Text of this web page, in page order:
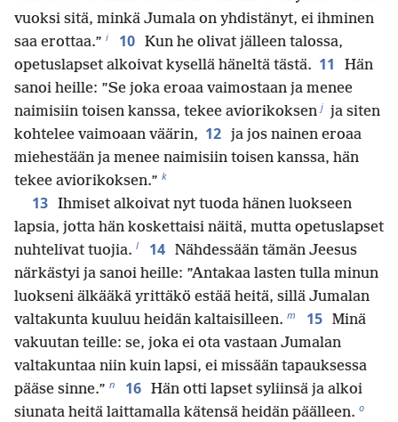
vuoksi sitä, minkä Jumala on yhdistänyt, ei ihminen
saa erottaa.” i 10 Kun he olivat jälleen talossa,
opetuslapset alkoivat kysellä häneltä tästä. 11
Hän
sanoi heille: ”Se joka eroaa vaimostaan ja menee
naimisiin toisen kanssa, tekee aviorikoksen j ja siten
kohtelee vaimoaan väärin, 12 ja jos nainen eroaa
miehestään ja menee naimisiin toisen kanssa, hän
tekee aviorikoksen.” k
13 Ihmiset alkoivat nyt tuoda hänen luokseen
lapsia, jotta hän koskettaisi näitä, mutta opetuslapset
nuhtelivat tuojia. l 14 Nähdessään tämän Jeesus
närkästyi ja sanoi heille: ”Antakaa lasten tulla minun
luokseni älkääkä yrittäkö estää heitä, sillä Jumalan
valtakunta kuuluu heidän kaltaisilleen. m 15 Minä
vakuutan teille: se, joka ei ota vastaan Jumalan
valtakuntaa niin kuin lapsi, ei missään tapauksessa
pääse sinne.” n 16 Hän otti lapset syliinsä ja alkoi
siunata heitä laittamalla kätensä heidän päälleen. o